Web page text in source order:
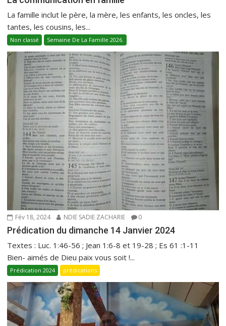
La famille inclut le père, la mère, les enfants, les oncles, les
tantes, les cousins, les...
Non classé Semaine De La Famille 2026.
Fév 18, 2024 NDIE SADIE ZACHARIE 0
Prédication du dimanche 14 Janvier 2024
Textes : Luc. 1:46-56 ; Jean 1:6-8 et 19-28 ; Es 61 :1-11
Bien- aimés de Dieu paix vous soit !...
Prédication 2024 prédications